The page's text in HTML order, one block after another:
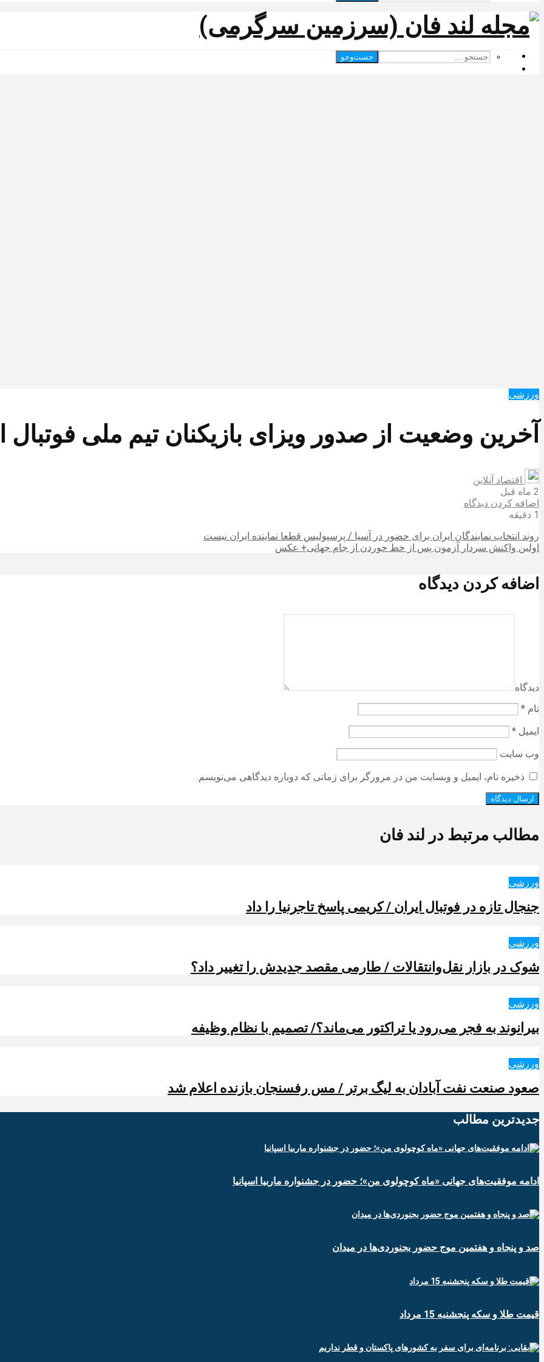
جست‌وجو
ورزشی
آخرین وضعیت از صدور ویزای بازیکنان تیم ملی فوتبال
اقتصاد آنلاین
2 ماه قبل
اضافه کردن دیدگاه
1 دقیقه
روند انتخاب نمایندگان ایران برای حضور در آسیا / پرسپولیس قطعا نماینده ایران نیست
اولین واکنش سردار آزمون پس از خط خوردن از جام جهانی+ عکس
اضافه کردن دیدگاه
دیدگاه
نام *
ایمیل *
وب‌ سایت
ذخیره نام، ایمیل و وبسایت من در مرورگر برای زمانی که دوباره دیدگاهی می‌نویسم.
مطالب مرتبط در لند فان
ورزشی
جنجال تازه در فوتبال ایران / کریمی پاسخ تاجرنیا را داد
ورزشی
شوک در بازار نقل‌وانتقالات / طارمی مقصد جدیدش را تغییر داد؟
ورزشی
بیرانوند به فجر می‌رود یا تراکتور می‌ماند؟/ تصمیم با نظام وظیفه
ورزشی
صعود صنعت نفت آبادان به لیگ برتر / مس رفسنجان بازنده اعلام شد
جدیدترین‌ مطالب
ادامه موفقیت‌های جهانی «ماه کوچولوی من»؛ حضور در جشنواره ماربیا اسپانیا
صد و پنجاه و هفتمین موج حضور بجنوردی‌ها در میدان
قیمت طلا و سکه پنجشنبه 15 مرداد